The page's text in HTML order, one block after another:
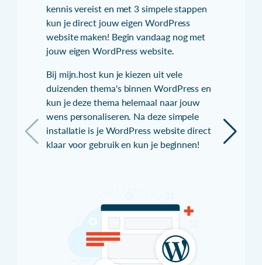
kennis vereist en met 3 simpele stappen
kun je direct jouw eigen WordPress
website maken! Begin vandaag nog met
jouw eigen WordPress website.
Bij mijn.host kun je kiezen uit vele
duizenden thema's binnen WordPress en
kun je deze thema helemaal naar jouw
wens personaliseren. Na deze simpele
installatie is je WordPress website direct
klaar voor gebruik en kun je beginnen!